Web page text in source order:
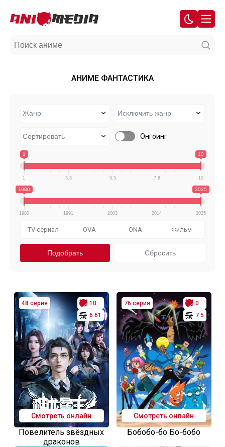
АНИМЕ ФАНТАСТИКА
Онгоинг
1 10
1 3.3 5.5 7.8 10
1980 2025
1980 1991 2003 2014 2025
TV сериал OVA ONA Фильм
48 серия
10
6.61
Смотреть онлайн
Повелитель звёздных
драконов
76 серия
0
7.5
Смотреть онлайн
Бобобо-бо Бо-бобо